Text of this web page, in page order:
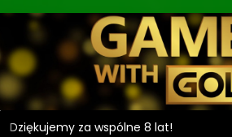
Dziękujemy za wspólne 8 lat!